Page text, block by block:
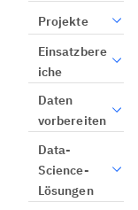
Projekte
Einsatzbere
iche
Daten
vorbereiten
Data-
Science-
Lösungen